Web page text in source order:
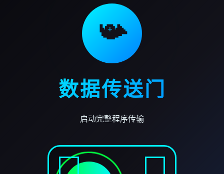
📯
数据传送门
启动完整程序传输